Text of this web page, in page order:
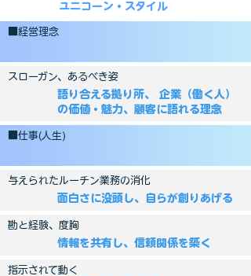
ユニコーン・スタイル
■経営理念
スローガン、あるべき姿
語り合える拠り所、 企業（働く人）
の価値・魅力、顧客に語れる理念
■仕事(人生)
与えられたルーチン業務の消化
面白さに没頭し、自らが創りあげる
勘と経験、度胸
情報を共有し、信頼関係を築く
指示されて動く